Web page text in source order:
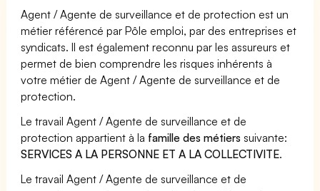
Agent / Agente de surveillance et de protection est un
métier référencé par Pôle emploi, par des entreprises et
syndicats. Il est également reconnu par les assureurs et
permet de bien comprendre les risques inhérents à
votre métier de Agent / Agente de surveillance et de
protection.
Le travail Agent / Agente de surveillance et de
protection appartient à la famille des métiers suivante:
SERVICES A LA PERSONNE ET A LA COLLECTIVITE.
Le travail Agent / Agente de surveillance et de